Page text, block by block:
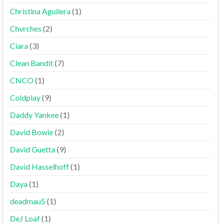
Christina Aguilera(1)
Chvrches (2)
Ciara(3)
Clean Bandit(7)
CNCO(1)
Coldplay(9)
Daddy Yankee(1)
David Bowie(2)
David Guetta(9)
David Hasselhoff(1)
Daya(1)
deadmau5(1)
DeJ Loaf(1)